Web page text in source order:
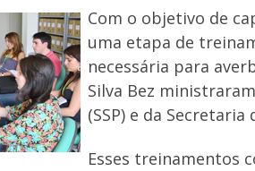
Com o objetivo de
uma etapa de
necessária para
Silva Bez
(SSP) e da
Esses treinamentos